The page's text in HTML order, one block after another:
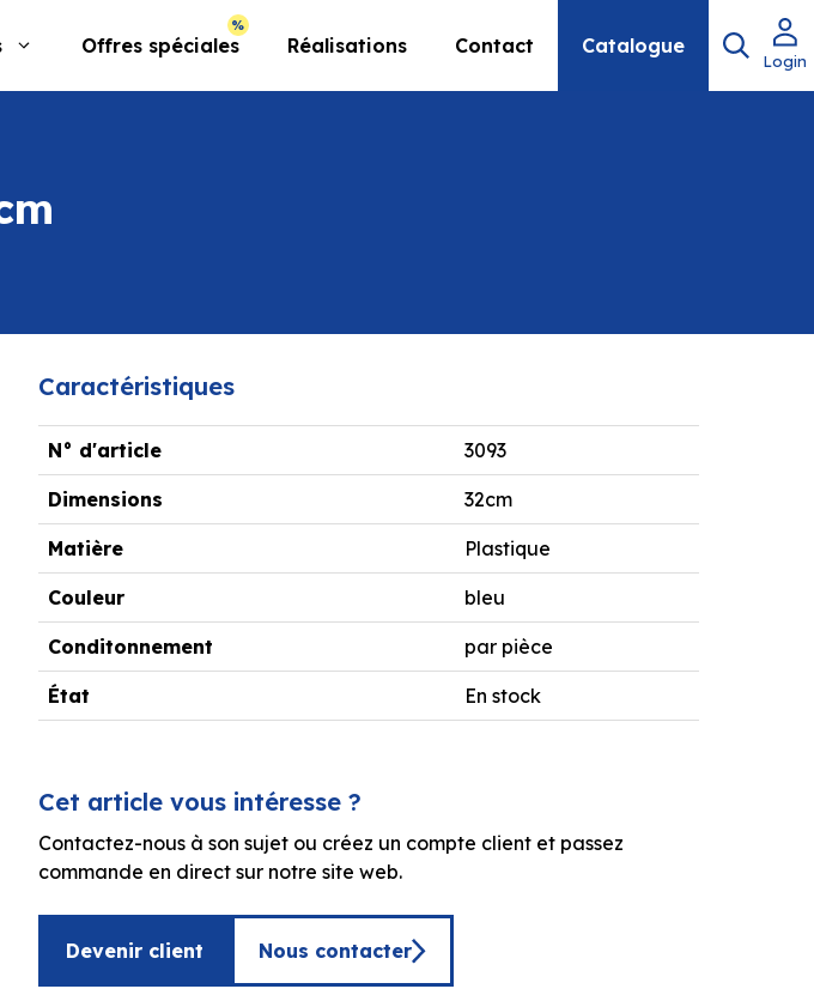
Offres spéciales Réalisations Contact Catalogue
Login
Caractéristiques
N° d'article 3093
Dimensions 32cm
Matière Plastique
Couleur bleu
Conditonnement par pièce
État En stock
Cet article vous intéresse ?
Contactez-nous à son sujet ou créez un compte client et passez
commande en direct sur notre site web.
Devenir client Nous contacter